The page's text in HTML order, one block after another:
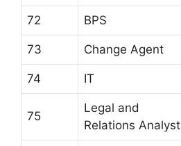
72 BPS
73 Change Agent
74 IT
75
Legal and
Relations Analyst